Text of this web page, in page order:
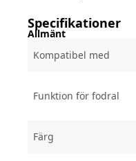
Specifikationer
Allmänt
Kompatibel med
Funktion för fodral
Färg